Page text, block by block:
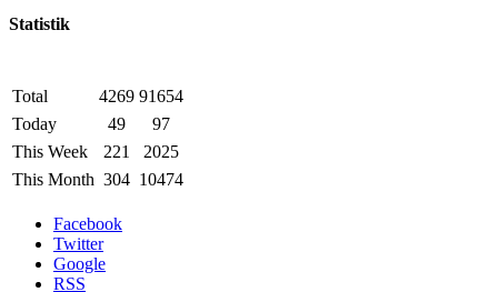
Statistik
Total 4269 91654
Today
49
97
This Week
221
2025
This Month 304 10474
Facebook
Twitter
Google
RSS